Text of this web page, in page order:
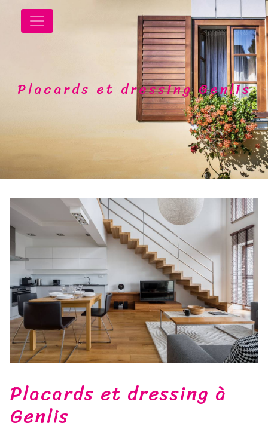
Panneau de gestion des cookies
Placards et dressing Genlis
Placards et dressing à
Genlis